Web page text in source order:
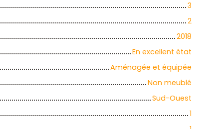
3
2
2018
En excellent état
Aménagée et équipée
Non meublé
Sud-Ouest
1